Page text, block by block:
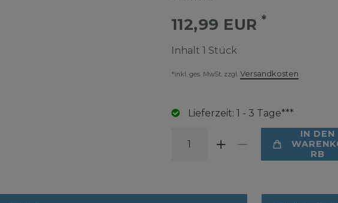
112,99 EUR*
Inhalt 1 Stück
*inkl. ges. MwSt. zzgl. Versandkosten
Lieferzeit: 1 - 3 Tage***
IN DEN
RB